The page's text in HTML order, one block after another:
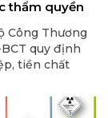
thẩm quyền
Công Thương
quy định
tiền chất